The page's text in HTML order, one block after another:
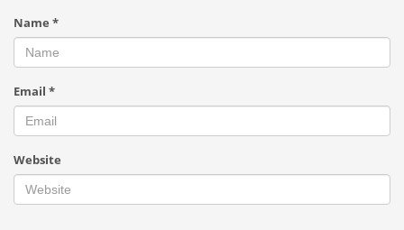
Name *
Email *
Website